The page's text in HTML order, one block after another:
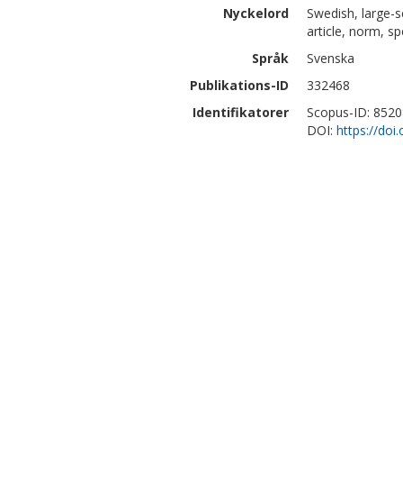
Nyckelord
Swedish, large-
article, norm,
Språk
Svenska
Publikations-ID
332468
Identifikatorer
Scopus-ID:
DOI: https://